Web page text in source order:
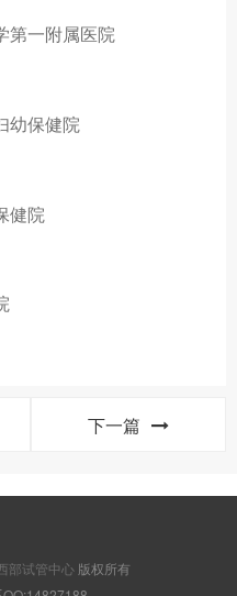
第一附属医院
幼保健院
健院
下一篇
部试管中心 版权所有